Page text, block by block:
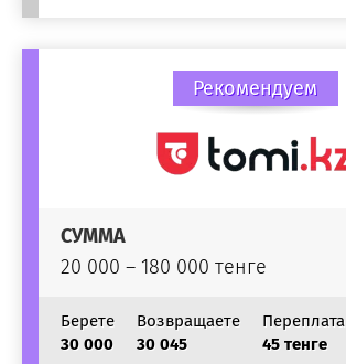
Рекомендуем
СУММА
20 000 – 180 000 тенге
Берете
30 000
Возвращаете
30 045
Переплата
45 тенге